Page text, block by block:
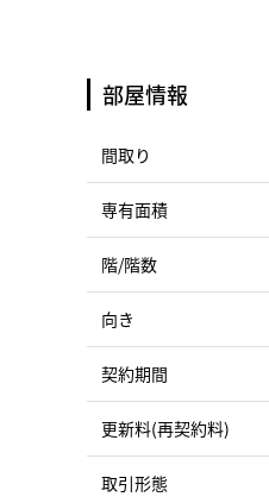
部屋情報
間取り
専有面積
階/階数
向き
契約期間
更新料(再契約料)
取引形態